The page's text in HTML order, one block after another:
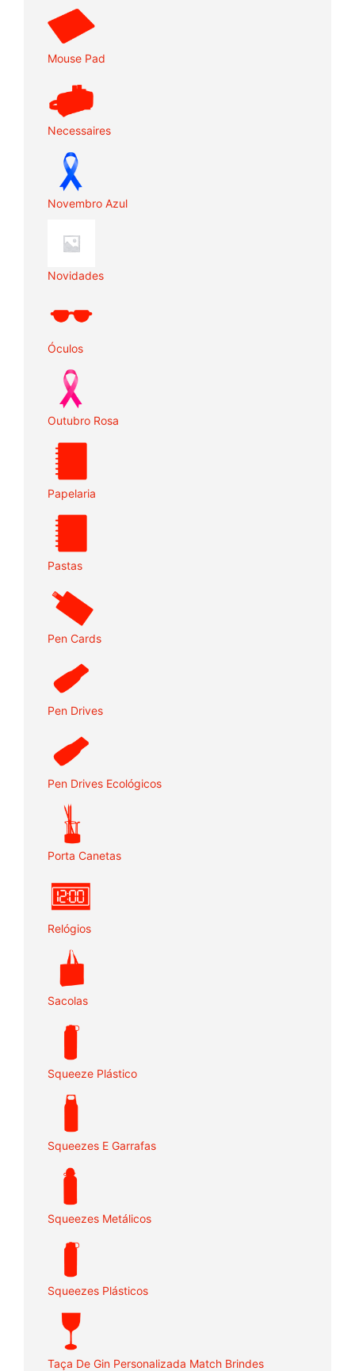
Mouse Pad
Necessaires
Novembro Azul
Novidades
Óculos
Outubro Rosa
Papelaria
Pastas
Pen Cards
Pen Drives
Pen Drives Ecológicos
Porta Canetas
Relógios
Sacolas
Squeeze Plástico
Squeezes E Garrafas
Squeezes Metálicos
Squeezes Plásticos
Taça De Gin Personalizada Match Brindes